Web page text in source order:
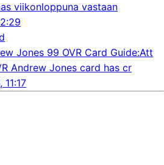
viikonloppuna vastaan
Jones 99 OVR Card Guide:Att
Andrew Jones card has cr